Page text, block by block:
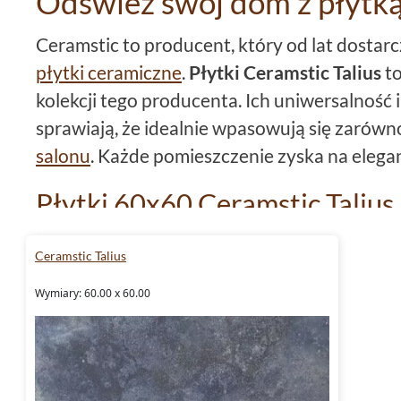
Ceramstic to producent, który od lat
płytki ceramiczne. Płytki Ceramstic Talius
kolekcji tego producenta. Ich uniwersalność
sprawiają, że idealnie wpasowują się
salonu. Każde pomieszczenie zyska na
Płytki 60x60 Ceramstic Talius
Duży format płytek sprawia, że
przestronne.
Mrozoodporne i
Ceramstic Talius
Wymiary: 60.00 x 60.00